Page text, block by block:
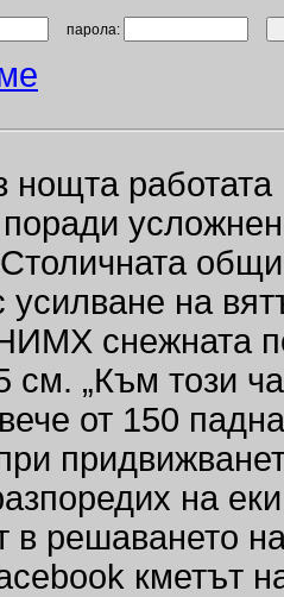
парола:
работата
усилване на
снежната
см. „Към този
от 150
на
в решаването
кметът